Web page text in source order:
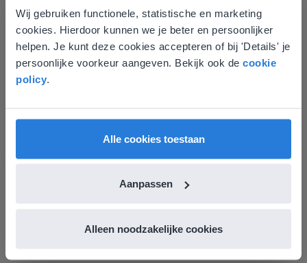
Wij gebruiken functionele, statistische en marketing
cookies. Hierdoor kunnen we je beter en persoonlijker
helpen. Je kunt deze cookies accepteren of bij 'Details' je
persoonlijke voorkeur aangeven. Bekijk ook de cookie
policy
Alle cookies toestaan
Aanpassen
Alleen noodzakelijke cookies
Herkennen van de klank
Taaloefeningen: Zomer
Deze website komt niet
overeen met je locatie
Gezien je locatie, denken we dat je misschien
liever naar de website voor English gaat. Hier
English
Vlaanderen